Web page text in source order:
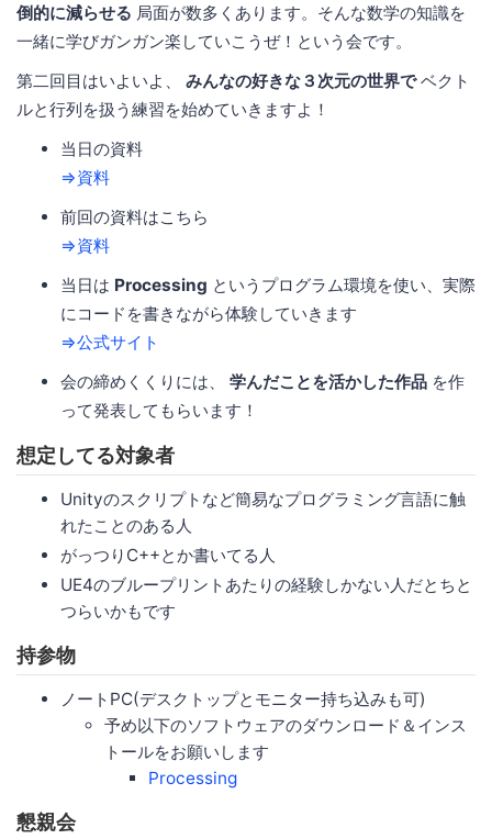
倒的に減らせる 局面が数多くあります。そんな数学の知識を
一緒に学びガンガン楽していこうぜ！という会です。
第二回目はいよいよ、 みんなの好きな３次元の世界でベクト
ルと行列を扱う練習を始めていきますよ！
当日の資料
⇒資料
前回の資料はこちら
⇒資料
当日は Processing というプログラム環境を使い、実際
にコードを書きながら体験していきます
⇒公式サイト
会の締めくくりには、 学んだことを活かした作品 を作
って発表してもらいます！
想定してる対象者
Unityのスクリプトなど簡易なプログラミング言語に触
れたことのある人
がっつりC++とか書いてる人
UE4のブループリントあたりの経験しかない人だとちと
つらいかもです
持参物
ノートPC(デスクトップとモニター持ち込みも可)
予め以下のソフトウェアのダウンロード＆インス
トールをお願いします
Processing
懇親会